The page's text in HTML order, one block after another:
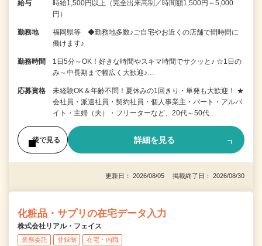
給与
時給1,500円以上（完全出来高制／時間額1,500円～5,000
円）
勤務地
福岡県等 ◆勤務地多数♪ご自宅やお近くの店舗で間時間に
働けます♪
勤務時間
1日5分～OK！好きな時間やスキマ時間でサクッと♪ ☆1日の
み～中長期まで幅広く大歓迎♪…
応募資格
未経験OK＆年齢不問！夏休みの1回きり・単発も大歓迎！ ★
会社員・派遣社員・契約社員・個人事業主・パート・アルバ
イト・主婦（夫）・フリーターなど、20代～50代…
後で見る 詳細を見る
更新日： 2026/08/05 掲載終了日： 2026/08/30
化粧品・サプリの在宅データ入力
株式会社リアル・フェイス
業務委託 登録制 在宅・内職